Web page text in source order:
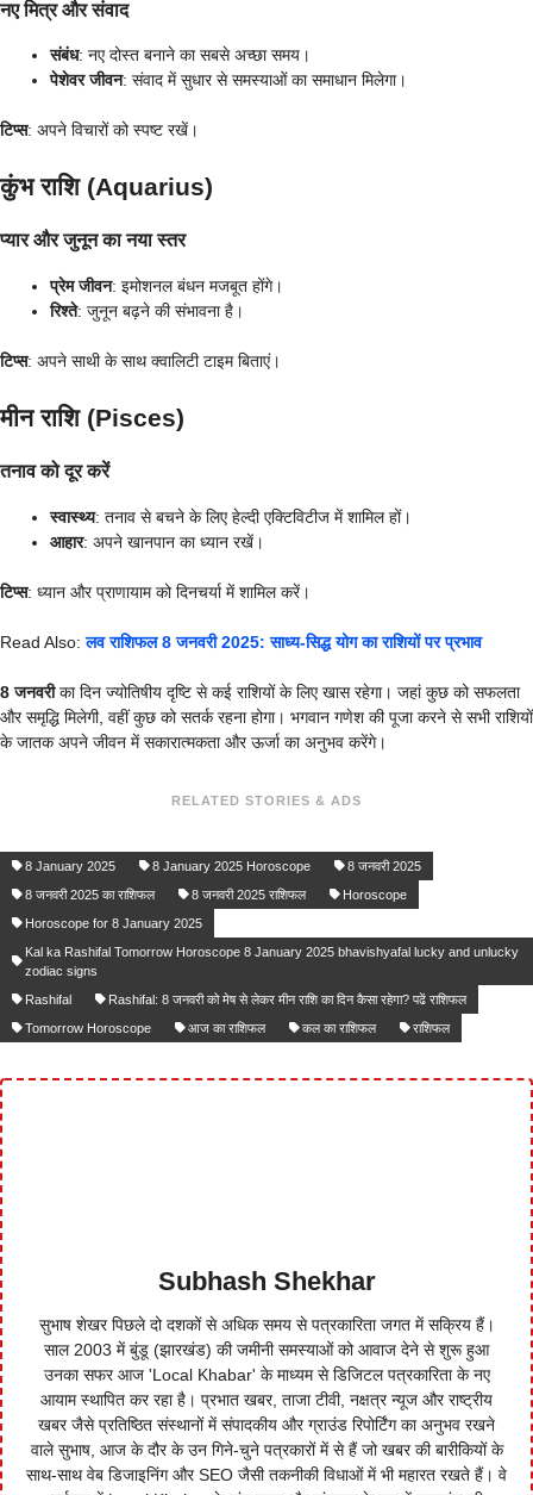
नए मित्र और संवाद
संबंध: नए दोस्त बनाने का सबसे अच्छा समय।
पेशेवर जीवन: संवाद में सुधार से समस्याओं का समाधान मिलेगा।
टिप्स: अपने विचारों को स्पष्ट रखें।
कुंभ राशि (Aquarius)
प्यार और जुनून का नया स्तर
प्रेम जीवन: इमोशनल बंधन मजबूत होंगे।
रिश्ते: जुनून बढ़ने की संभावना है।
टिप्स: अपने साथी के साथ क्वालिटी टाइम बिताएं।
मीन राशि (Pisces)
तनाव को दूर करें
स्वास्थ्य: तनाव से बचने के लिए हेल्दी एक्टिविटीज में शामिल हों।
आहार: अपने खानपान का ध्यान रखें।
टिप्स: ध्यान और प्राणायाम को दिनचर्या में शामिल करें।
Read Also:लव राशिफल 8 जनवरी 2025: साध्य-सिद्ध योग का राशियों पर प्रभाव
8 जनवरीका दिन ज्योतिषीय दृष्टि से कई राशियों के लिए खास रहेगा। जहां कुछ को सफलता
और समृद्धि मिलेगी, वहीं कुछ को सतर्क रहना होगा। भगवान गणेश की पूजा करने से सभी राशियों
के जातक अपने जीवन में सकारात्मकता और ऊर्जा का अनुभव करेंगे।
RELATED STORIES & ADS
8 January 2025 8 January 2025 Horoscope
8 जनवरी 2025
8 जनवरी 2025 का राशिफल
8 जनवरी 2025 राशिफल
Horoscope
Horoscope for 8 January 2025
Kal ka Rashifal Tomorrow Horoscope 8 January 2025 bhavishyafal lucky and unlucky
zodiac signs
Rashifal
Rashifal: 8 जनवरी को मेष से लेकर मीन राशि का दिन कैसा रहेगा? पढें राशिफल
Tomorrow Horoscope
आज का राशिफल कल का राशिफल राशिफल
Subhash Shekhar
सुभाष शेखर पिछले दो दशकों से अधिक समय से पत्रकारिता जगत में सक्रिय हैं।
साल 2003 में बुंडू (झारखंड) की जमीनी समस्याओं को आवाज देने से शुरू हुआ
उनका सफर आज 'Local Khabar' के माध्यम से डिजिटल पत्रकारिता के नए
आयाम स्थापित कर रहा है। प्रभात खबर, ताजा टीवी, नक्षत्र न्यूज और राष्ट्रीय
खबर जैसे प्रतिष्ठित संस्थानों में संपादकीय और ग्राउंड रिपोर्टिंग का अनुभव रखने
वाले सुभाष, आज के दौर के उन गिने-चुने पत्रकारों में से हैं जो खबर की बारीकियों के
साथ-साथ वेब डिजाइनिंग और SEO जैसी तकनीकी विधाओं में भी महारत रखते हैं। वे